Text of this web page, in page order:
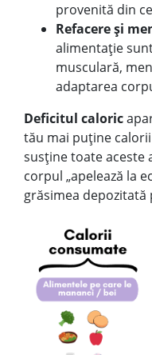
provenită din
Refacere și
alimentație
musculară,
adaptarea
Deficitul caloric
tău mai puține
susține toate aceste
corpul „apelează la
grăsimea